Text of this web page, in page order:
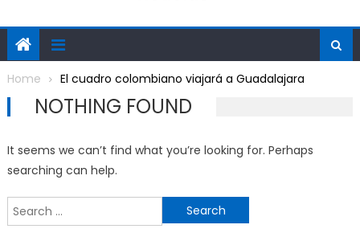
Home El cuadro colombiano viajará a Guadalajara
NOTHING FOUND
It seems we can’t find what you’re looking for. Perhaps
searching can help.
for: